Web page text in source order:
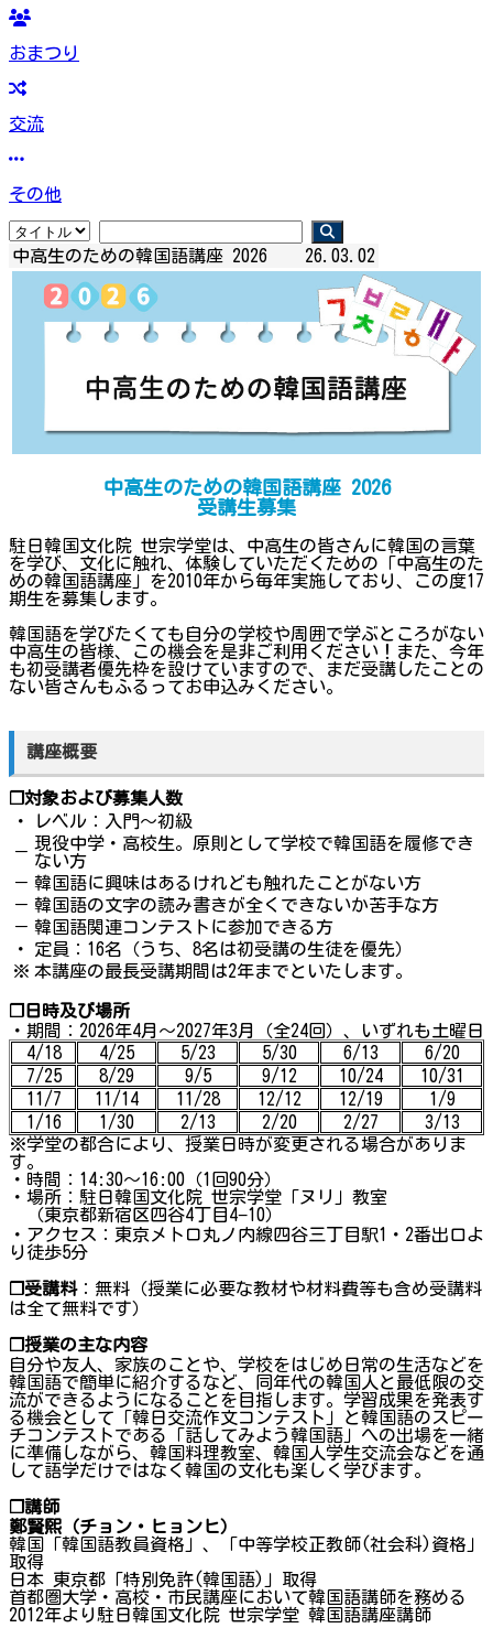
おまつり
交流
その他
中高生のための韓国語講座 2026 26.03.02
中高生のための韓国語講座 2026
受講生募集
駐日韓国文化院 世宗学堂は、中高生の皆さんに韓国の言葉
を学び、文化に触れ、体験していただくための「中高生のた
めの韓国語講座」を2010年から毎年実施しており、この度17
期生を募集します。
韓国語を学びたくても自分の学校や周囲で学ぶところがない
中高生の皆様、この機会を是非ご利用ください！また、今年
も初受講者優先枠を設けていますので、まだ受講したことの
ない皆さんもふるってお申込みください。
講座概要
❐対象および募集人数
・
レベル：入門〜初級
－ 現役中学・高校生。原則として学校で韓国語を履修でき
ない方
－ 韓国語に興味はあるけれども触れたことがない方
－ 韓国語の文字の読み書きが全くできないか苦手な方
－ 韓国語関連コンテストに参加できる方
・
定員：16名（うち、8名は初受講の生徒を優先）
※ 本講座の最長受講期間は2年までといたします。
❐日時及び場所
・期間：2026年4月～2027年3月（全24回）、いずれも土曜日
4/18
4/25 5/23 5/30 6/13
6/20
7/25
8/29 9/5 9/12 10/24
10/31
11/7
11/14 11/28 12/12 12/19
1/9
1/16
1/30 2/13 2/20 2/27
3/13
※学堂の都合により、授業日時が変更される場合がありま
す。
・時間：14:30～16:00（1回90分）
・場所：駐日韓国文化院 世宗学堂「ヌリ」教室
（東京都新宿区四谷4丁目4−10）
・アクセス：東京メトロ丸ノ内線四谷三丁目駅1・2番出口よ
り徒歩5分
❐受講料：無料（授業に必要な教材や材料費等も含め受講料
は全て無料です）
❐授業の主な内容
自分や友人、家族のことや、学校をはじめ日常の生活などを
韓国語で簡単に紹介するなど、同年代の韓国人と最低限の交
流ができるようになることを目指します。学習成果を発表す
る機会として「韓日交流作文コンテスト」と韓国語のスピー
チコンテストである「話してみよう韓国語」への出場を一緒
に準備しながら、韓国料理教室、韓国人学生交流会などを通
して語学だけではなく韓国の文化も楽しく学びます。
❐講師
鄭賢煕（チョン・ヒョンヒ）
韓国「韓国語教員資格」、「中等学校正教師(社会科)資格」
取得
日本 東京都「特別免許(韓国語)」取得
首都圏大学・高校・市民講座において韓国語講師を務める
2012年より駐日韓国文化院 世宗学堂 韓国語講座講師